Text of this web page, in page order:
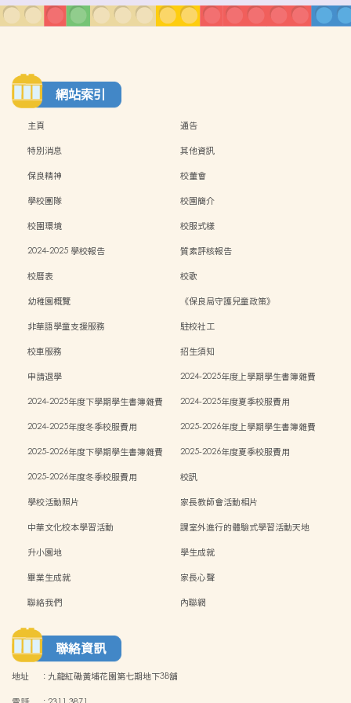
網站索引
主頁
通告
特別消息
其他資訊
保良精神
校董會
學校團隊
校園簡介
校園環境
校服式樣
2024-2025 學校報告
質素評核報告
校曆表
校歌
幼稚園概覽
《保良局守護兒童政策》
非華語學童支援服務
駐校社工
校車服務
招生須知
申請退學
2024-2025年度上學期學生書簿雜費
2024-2025年度下學期學生書簿雜費
2024-2025年度夏季校服費用
2024-2025年度冬季校服費用
2025-2026年度上學期學生書簿雜費
2025-2026年度下學期學生書簿雜費
2025-2026年度夏季校服費用
2025-2026年度冬季校服費用
校訊
學校活動照片
家長教師會活動相片
中華文化校本學習活動
課室外進行的體驗式學習活動天地
升小園地
學生成就
畢業生成就
家長心聲
聯絡我們
內聯網
聯絡資訊
地址 : 九龍紅磡黃埔花園第七期地下3B舖